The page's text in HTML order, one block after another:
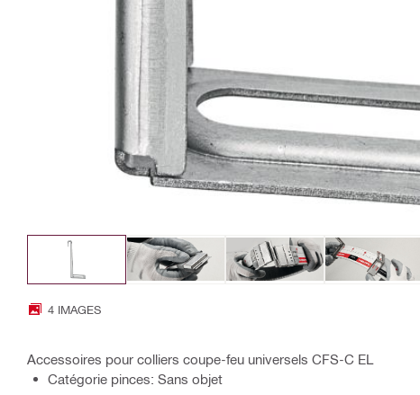
4 IMAGES
Accessoires pour colliers coupe-feu universels CFS-C EL
Catégorie pinces: Sans objet